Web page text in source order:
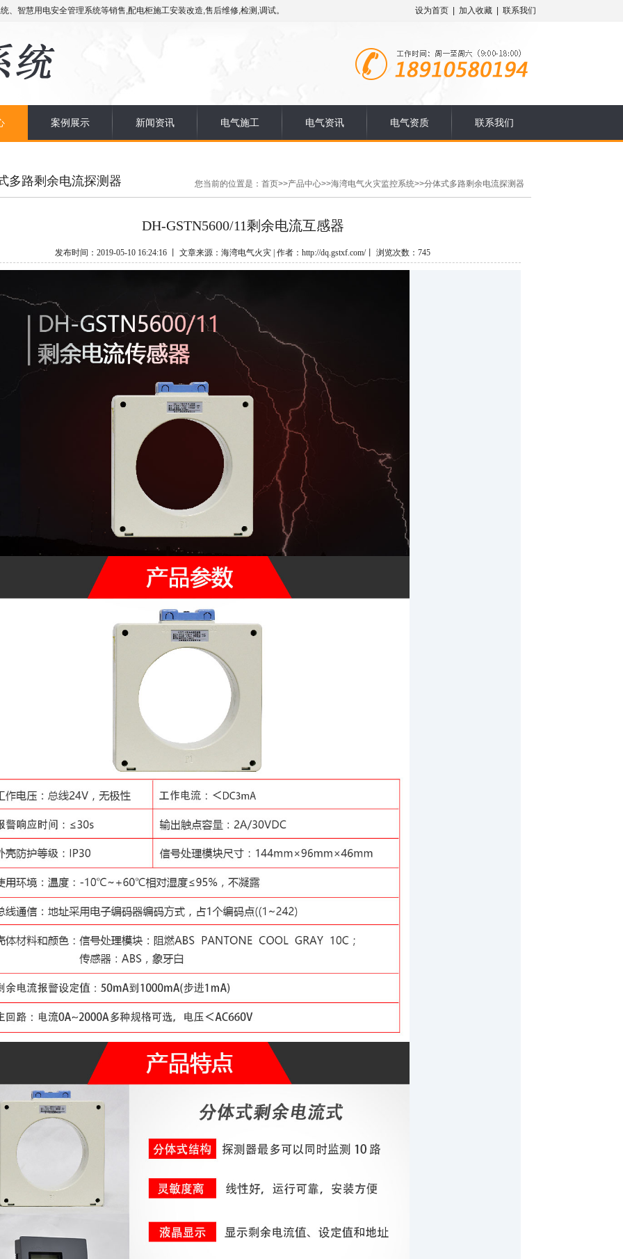
智慧用电安全管理系统等销售,配电柜施工安装改造,售后维修,检测,调试。 设为首页 加入收藏 联系我们
案例展示 新闻资讯 电气施工 电气资讯 电气资质 联系我们
您当前的位置是： 首页>>产品中心>>海湾电气火灾监控系统>>分体式多路剩余电流探测器
多路剩余电流探测器
DH-GSTN5600/11剩余电流互感器
发布时间：2019-05-10 16:24:16 丨 文章来源：海湾电气火灾 | 作者：http://dq.gstxf.com/丨 浏览次数：745